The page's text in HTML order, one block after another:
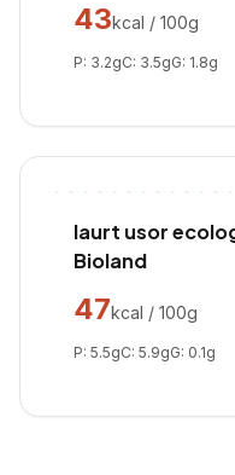
43kcal / 100g
P: 3.2gC: 3.5gG: 1.8g
Iaurt usor
Bioland
47kcal / 100g
P: 5.5gC: 5.9gG: 0.1g